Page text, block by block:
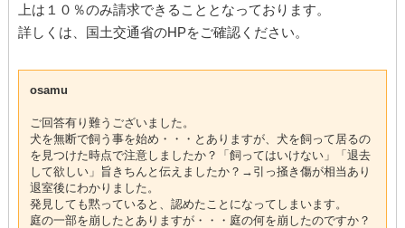
上は１０％のみ請求できることとなっております。
詳しくは、国土交通省のHPをご確認ください。
osamu
ご回答有り難うございました。
犬を無断で飼う事を始め・・・とありますが、犬を飼って居るの
を見つけた時点で注意しましたか？「飼ってはいけない」「退去
して欲しい」旨きちんと伝えましたか？→引っ掻き傷が相当あり
退室後にわかりました。
発見しても黙っていると、認めたことになってしまいます。
庭の一部を崩したとありますが・・・庭の何を崩したのですか？